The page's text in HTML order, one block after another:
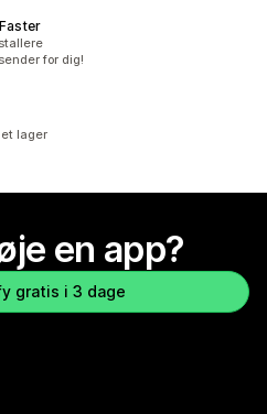
for dig!
lager
en app?
gratis i 3 dage